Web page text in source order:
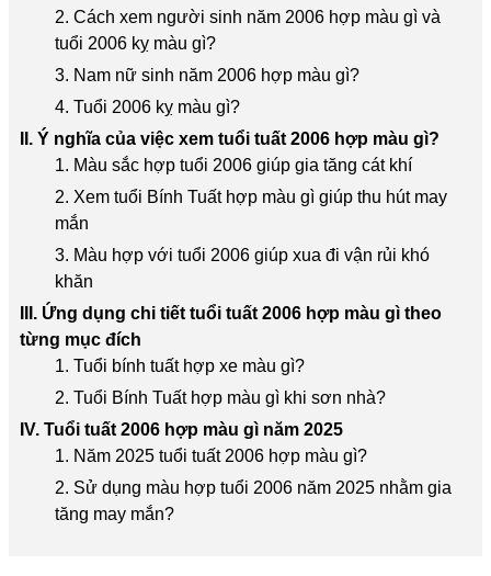
2. Cách xem người sinh năm 2006 hợp màu gì và
tuổi 2006 kỵ màu gì?
3. Nam nữ sinh năm 2006 hợp màu gì?
4. Tuổi 2006 kỵ màu gì?
II. Ý nghĩa của việc xem tuổi tuất 2006 hợp màu gì?
1. Màu sắc hợp tuổi 2006 giúp gia tăng cát khí
2. Xem tuổi Bính Tuất hợp màu gì giúp thu hút may
mắn
3. Màu hợp với tuổi 2006 giúp xua đi vận rủi khó
khăn
III. Ứng dụng chi tiết tuổi tuất 2006 hợp màu gì theo
từng mục đích
1. Tuổi bính tuất hợp xe màu gì?
2. Tuổi Bính Tuất hợp màu gì khi sơn nhà?
IV. Tuổi tuất 2006 hợp màu gì năm 2025
1. Năm 2025 tuổi tuất 2006 hợp màu gì?
2. Sử dụng màu hợp tuổi 2006 năm 2025 nhằm gia
tăng may mắn?